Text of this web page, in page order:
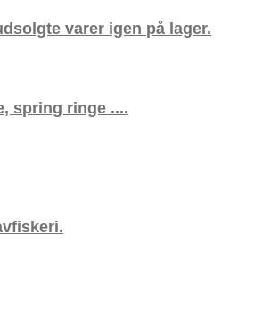
varer igen på lager.
spring ringe ....